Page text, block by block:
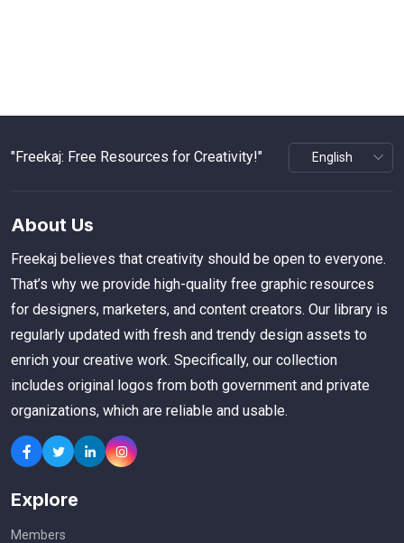
"Freekaj: Free Resources for Creativity!"
About Us
Freekaj believes that creativity should be open to everyone.
That’s why we provide high-quality free graphic resources
for designers, marketers, and content creators. Our library is
regularly updated with fresh and trendy design assets to
enrich your creative work. Specifically, our collection
includes original logos from both government and private
organizations, which are reliable and usable.
Explore
Members